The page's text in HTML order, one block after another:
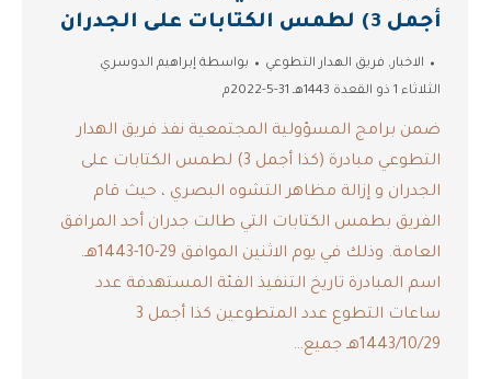
أجمل 3) لطمس الكتابات على الجدران
الاخبار , فريق الهدار التطوعي بواسطة إبراهيم الدوسري
الثلاثاء 1 ذو القعدة 1443هـ 31-5-2022م
ضمن برامج المسؤولية المجتمعية نفذ فريق الهدار
التطوعي مبادرة ‫(كذا أجمل 3) لطمس الكتابات على
الجدران و إزالة مظاهر التشوه البصري ، حيث قام
الفريق بطمس الكتابات التي طالت جدران أحد المرافق
العامة. وذلك في يوم الاثنين الموافق 29-10-1443هـ.
اسم المبادرة تاريخ التنفيذ الفئة المستهدفة عدد
ساعات التطوع عدد المتطوعين كذا أجمل 3
1443/10/29هـ جميع…